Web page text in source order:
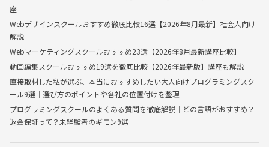
座
Webデザインスクールおすすめ徹底比較16選【2026年8月最新】社会人向け
解説
Webマーケティングスクールおすすめ23選【2026年8月最新講座比較】
動画編集スクールおすすめ19選を徹底比較【2026年最新版】講座も解説
直接取材した私が選ぶ、本当におすすめしたい大人向けプログラミングスク
ール9選｜選び方のポイントや各社の位置付けを整理
プログラミングスクールのよくある質問を徹底解説｜どの言語がおすすめ？
返金保証って？未経験者のギモン9選